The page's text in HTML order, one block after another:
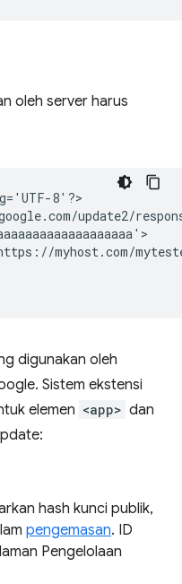
oleh server harus
8'?>
update2/
myhost.com/
digunakan oleh
Sistem ekstensi
elemen <app> dan
hash kunci publik,
pengemasan. ID
Pengelolaan